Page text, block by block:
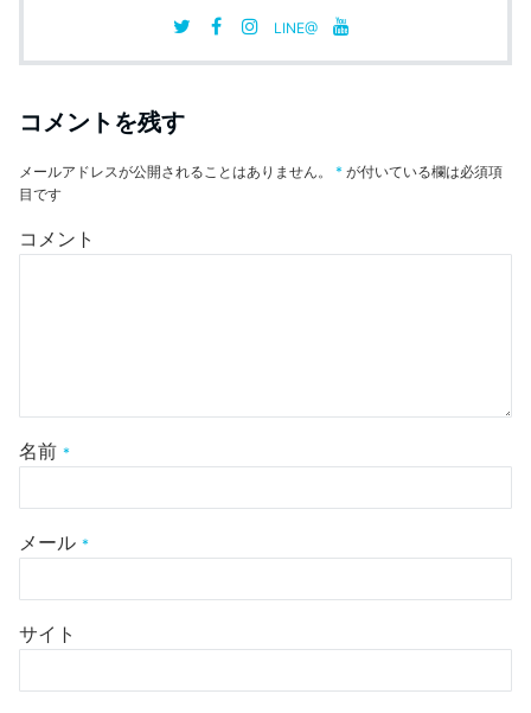
LINE@
コメントを残す
メールアドレスが公開されることはありません。 * が付いている欄は必須項
目です
コメント
名前 *
メール *
サイト